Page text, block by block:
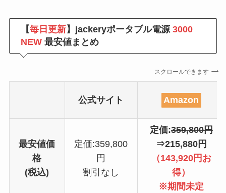
【毎日更新】jackeryポータブル電源3000
NEW 最安値まとめ
スクロールできます
公式サイト Amazon
最安値価
格
(税込)
定価:359,800
円
割引なし
定価:359,800円
⇒215,880円
（143,920円お
得）
※期間未定